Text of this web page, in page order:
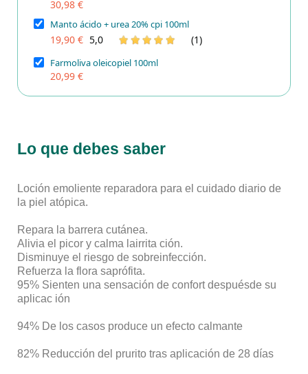
30,98 €
Manto ácido + urea 20% cpi 100ml
19,90 € 5,0 (1)
Farmoliva oleicopiel 100ml
20,99 €
Lo que debes saber
Loción emoliente reparadora para el cuidado diario de
la piel atópica.
Repara la barrera cutánea.
Alivia el picor y calma lairrita ción.
Disminuye el riesgo de sobreinfección.
Refuerza la flora saprófita.
95% Sienten una sensación de confort despuésde su
aplicac ión
94% De los casos produce un efecto calmante
82% Reducción del prurito tras aplicación de 28 días